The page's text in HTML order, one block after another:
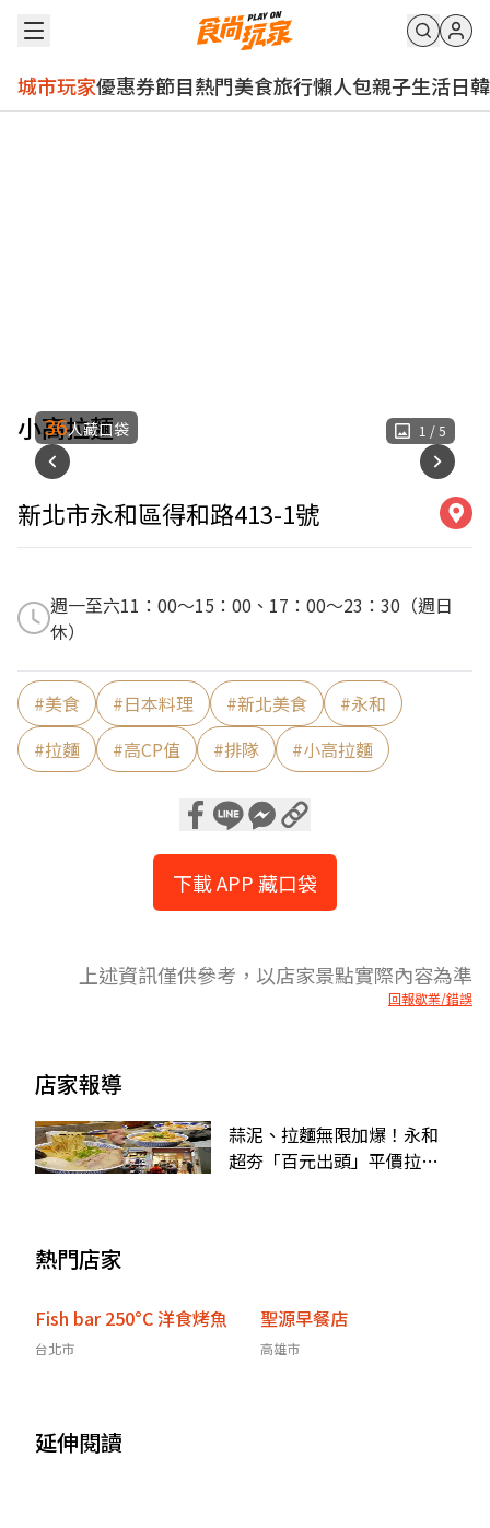
城市玩家優惠券節目熱門美食旅行懶人包親子生活日韓
小高拉麵 1 /5
36人藏口袋
新北市永和區得和路413-1號
週一至六11：00～15：00、17：00～23：30（週日
休）
#美食 #日本料理 #新北美食 #永和
#拉麵 #高CP值 #排隊 #小高拉麵
下載 APP 藏口袋
上述資訊僅供參考，以店家景點實際內容為準
回報歇業/錯誤
店家報導
蒜泥、拉麵無限加爆！永和
超夯「百元出頭」平價拉
熱門店家
Fish bar 250°C 洋食烤魚
台北市
聖源早餐店
高雄市
延伸閱讀